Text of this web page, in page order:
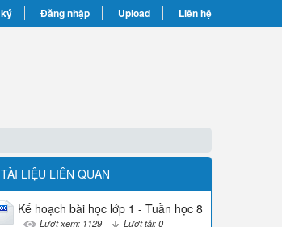
Đăng nhập Upload Liên hệ
TÀI LIỆU LIÊN QUAN
Kế hoạch bài học lớp 1 - Tuần học 8
Lượt xem: 1129 Lượt tải: 0